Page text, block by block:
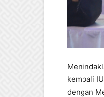
kembali
dengan